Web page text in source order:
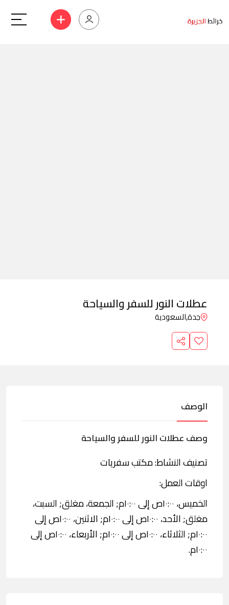
عطلات النور للسفر والسياحة
جدة,السعودية
الوصف
وصف عطلات النور للسفر والسياحة
تصنيف النشاط: مكتب سفريات
اوقات العمل:
الخميس، ١٠:٠٠ص إلى ١٠:٠٠م; الجمعة، مغلق; السبت،
مغلق; الأحد، ١٠:٠٠ص إلى ١٠:٠٠م; الاثنين، ١٠:٠٠ص إلى
١٠:٠٠م; الثلاثاء، ١٠:٠٠ص إلى ١٠:٠٠م; الأربعاء، ١٠:٠٠ص إلى
١٠:٠٠م.